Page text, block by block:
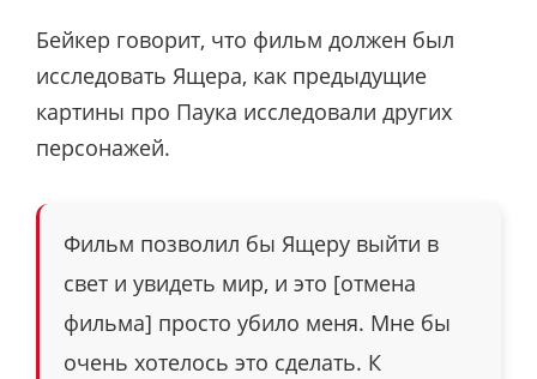
Бейкер говорит, что фильм должен был
исследовать Ящера, как предыдущие
картины про Паука исследовали других
персонажей.
Фильм позволил бы Ящеру выйти в
свет и увидеть мир, и это [отмена
фильма] просто убило меня. Мне бы
очень хотелось это сделать. К